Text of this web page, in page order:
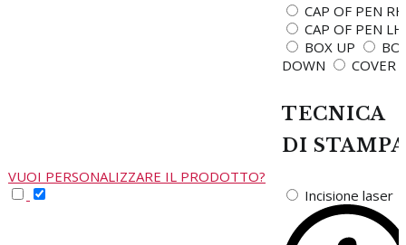
VUOI PERSONALIZZARE IL PRODOTTO?
CAP OF PEN RH
CAP OF PEN LH
BOX UP
DOWN
COVER
TECNICA
DI STAMPA
Incisione laser